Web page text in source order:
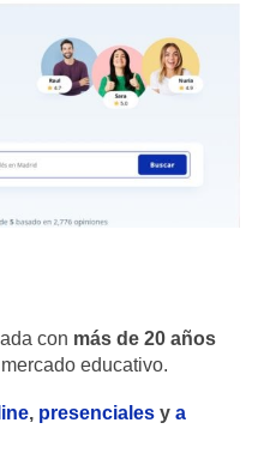
con más de 20 años
educativo.
, presenciales ya